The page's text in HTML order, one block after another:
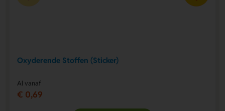
Oxyderende Stoffen (Sticker)
Al vanaf
€ 0,69